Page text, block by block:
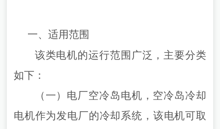
一、 适用范围
该类电机的运行范围广泛，主要分类
如下：
（一）电厂空冷岛电机，空冷岛冷却
电机作为发电厂的冷却系统，该电机可取